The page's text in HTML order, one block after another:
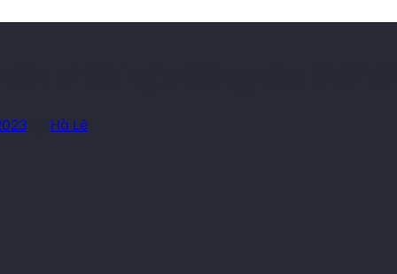
chốt hợp đồng vào thời
Hà Lê